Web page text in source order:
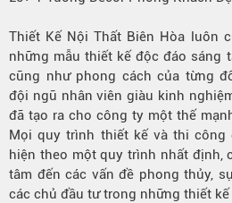
Thiết Kế Nội Thất Biên Hòa luôn
những mẫu thiết kế độc đáo sáng
cũng như phong cách của từng
đội ngũ nhân viên giàu kinh
đã tạo ra cho công ty một thế
Mọi quy trình thiết kế và thi
hiện theo một quy trình nhất định,
tâm đến các vấn đề phong thủy,
các chủ đầu tư trong những thiết kế